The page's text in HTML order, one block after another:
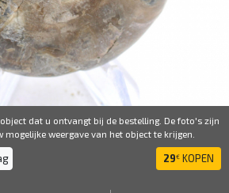
dat u ontvangt bij de bestelling. De foto's zijn
weergave van het object te krijgen.
29€ KOPEN